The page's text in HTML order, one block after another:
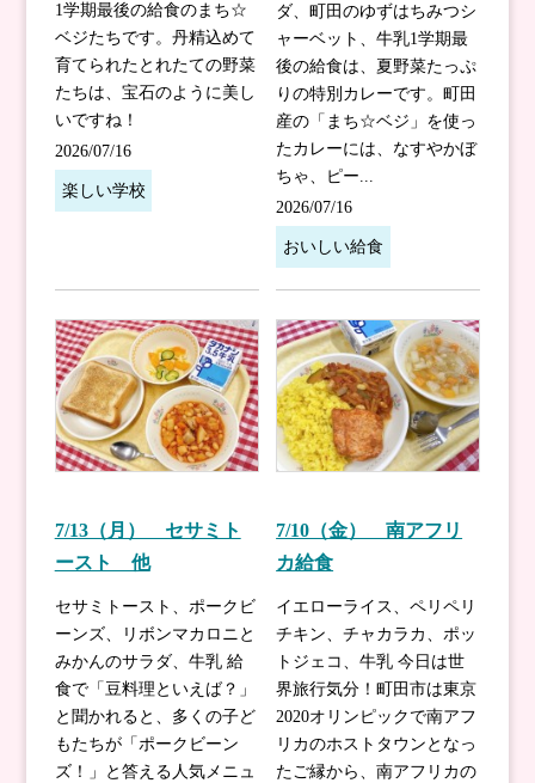
1学期最後の給食のまち☆
ベジたちです。丹精込めて
育てられたとれたての野菜
たちは、宝石のように美し
いですね！
2026/07/16
楽しい学校
ダ、町田のゆずはちみつシ
ャーベット、牛乳1学期最
後の給食は、夏野菜たっぷ
りの特別カレーです。町田
産の「まち☆ベジ」を使っ
たカレーには、なすやかぼ
ちゃ、ピー...
2026/07/16
おいしい給食
7/13（月） セサミト
ースト 他
セサミトースト、ポークビ
ーンズ、リボンマカロニと
みかんのサラダ、牛乳 給
食で「豆料理といえば？」
と聞かれると、多くの子ど
もたちが「ポークビーン
ズ！」と答える人気メニュ
7/10（金） 南アフリ
カ給食
イエローライス、ペリペリ
チキン、チャカラカ、ポッ
トジェコ、牛乳 今日は世
界旅行気分！町田市は東京
2020オリンピックで南アフ
リカのホストタウンとなっ
たご縁から、南アフリカの